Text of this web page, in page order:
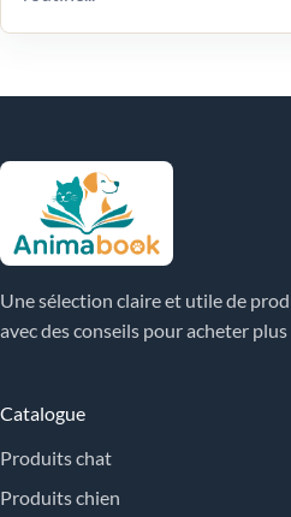
Une sélection claire et utile de
avec des conseils pour acheter
Catalogue
Produits chat
Produits chien